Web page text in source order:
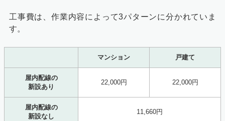
工事費は、作業内容によって3パターンに分かれていま
す。
マンション 戸建て
屋内配線の
新設あり
22,000円 22,000円
屋内配線の
新設なし
11,660円